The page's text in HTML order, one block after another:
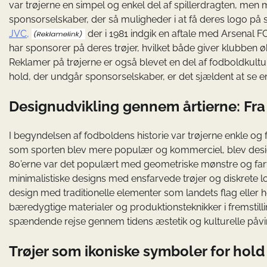
var trøjerne en simpel og enkel del af spillerdragten,
sponsorselskaber, der så muligheder i at få deres logo på
JVC,
der i 1981 indgik en aftale med Arsenal
har sponsorer på deres trøjer, hvilket både giver klubben
Reklamer på trøjerne er også blevet en del af
hold, der undgår sponsorselskaber, er det sjældent at se
Designudvikling gennem årtierne:
I begyndelsen af fodboldens historie var trøjerne enkle
som sporten blev mere populær og kommerciel, blev
80’erne var det populært med geometriske mønstre og
minimalistiske designs med ensfarvede trøjer og diskrete
design med traditionelle elementer som landets flag eller
bæredygtige materialer og produktionsteknikker i
spændende rejse gennem tidens æstetik og kulturelle
Trøjer som ikoniske symboler for